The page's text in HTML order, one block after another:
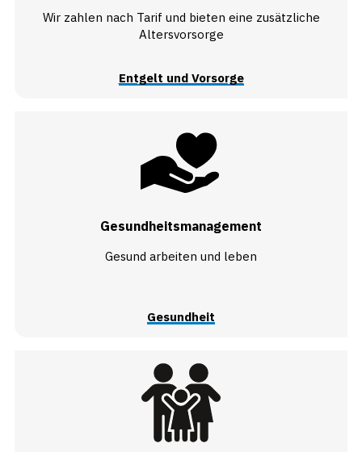
Wir zahlen nach Tarif und bieten eine zusätzliche
Altersvorsorge
Entgelt und Vorsorge
Gesundheitsmanagement
Gesund arbeiten und leben
Gesundheit